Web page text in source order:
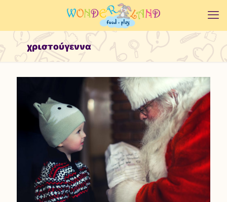
χριστούγεννα